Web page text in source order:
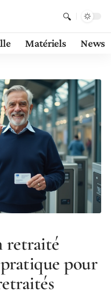
Matériels News
retraité
pour